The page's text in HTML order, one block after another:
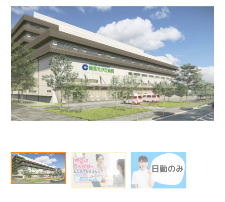
該当件数